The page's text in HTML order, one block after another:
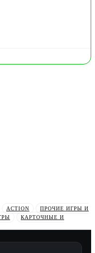
ACTION
ПРОЧИЕ ИГРЫ И
КАРТОЧНЫЕ И